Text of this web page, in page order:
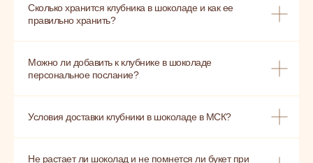
Сколько хранится клубника в шоколаде и как ее
правильно хранить?
Можно ли добавить к клубнике в шоколаде
персональное послание?
Условия доставки клубники в шоколаде в МСК?
Не растает ли шоколад и не помнется ли букет при